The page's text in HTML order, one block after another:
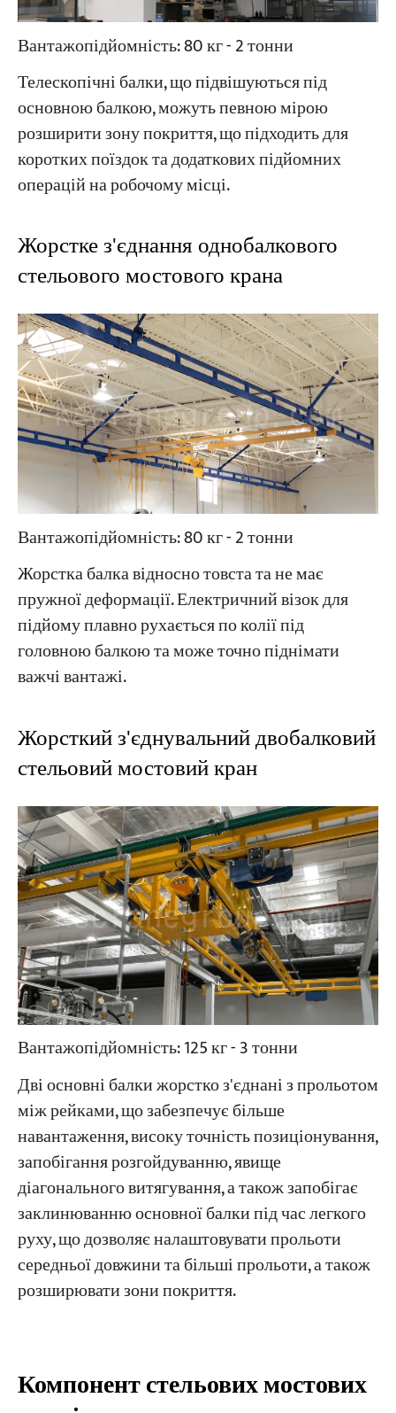
Вантажопідйомність: 80 кг - 2 тонни
Телескопічні балки, що підвішуються під
основною балкою, можуть певною мірою
розширити зону покриття, що підходить для
коротких поїздок та додаткових підйомних
операцій на робочому місці.
Жорстке з'єднання однобалкового
стельового мостового крана
Вантажопідйомність: 80 кг - 2 тонни
Жорстка балка відносно товста та не має
пружної деформації. Електричний візок для
підйому плавно рухається по колії під
головною балкою та може точно піднімати
важчі вантажі.
Жорсткий з'єднувальний двобалковий
стельовий мостовий кран
Вантажопідйомність: 125 кг - 3 тонни
Дві основні балки жорстко з'єднані з прольотом
між рейками, що забезпечує більше
навантаження, високу точність позиціонування,
запобігання розгойдуванню, явище
діагонального витягування, а також запобігає
заклинюванню основної балки під час легкого
руху, що дозволяє налаштовувати прольоти
середньої довжини та більші прольоти, а також
розширювати зони покриття.
Компонент стельових мостових